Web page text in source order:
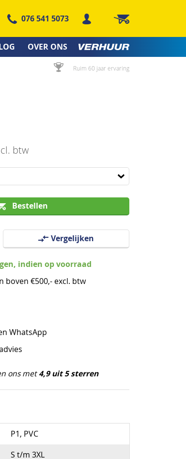
076 541 5073 Winkelwagen
OVER ONS
Ruim 60 jaar ervaring
btw
Bestellen
Vergelijken
indien op voorraad
boven €500,- excl. btw
WhatsApp
ons met4,9 uit 5 sterren
P1, PVC
S t/m 3XL